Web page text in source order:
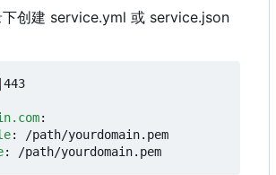
下创建 service.yml 或 service.json
|443
:
:
/path/yourdomain.pem
: /path/yourdomain.pem